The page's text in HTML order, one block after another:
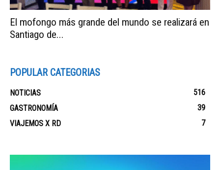
El mofongo más grande del mundo se realizará en
Santiago de...
POPULAR CATEGORIAS
NOTICIAS
516
GASTRONOMÍA
39
VIAJEMOS X RD
7